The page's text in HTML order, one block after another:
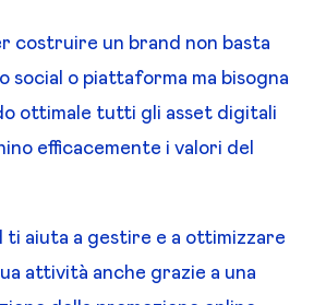
costruire un brand non basta
social o piattaforma ma bisogna
ottimale tutti gli asset digitali
efficacemente i valori del
ti aiuta a gestire e a ottimizzare
attività anche grazie a una